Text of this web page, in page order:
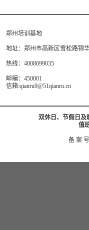
郑州培训基地
地址：郑州市高新区雪松路锦
热线：4008699035
邮编：450001
信箱:qianru9@51qianru.cn
双休日、节假日及
值
备 案